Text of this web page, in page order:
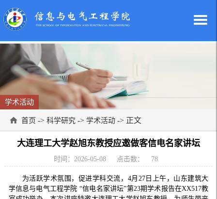
学术活动
首页 -> 科学研究 -> 学术活动 -> 正文
大连理工大学赵旭东教授应邀做客信电名家讲坛
时间：2026-05-08 点击数： 78
为活跃学术氛围，促进学科交流，4月27日上午，山东建筑大
学信息与电气工程学院 “信电名家讲坛”第23期学术报告在XX517教